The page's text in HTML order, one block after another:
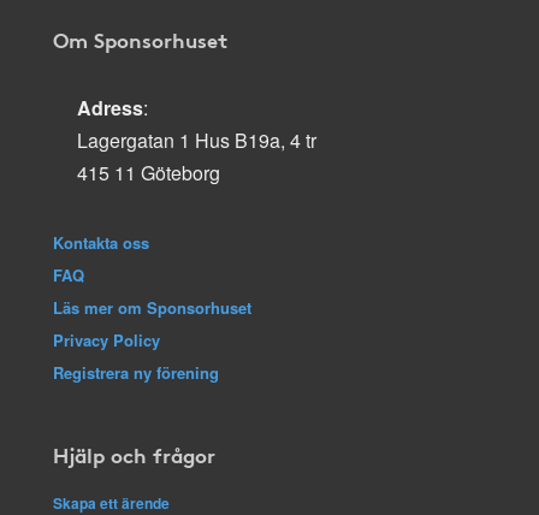
Om Sponsorhuset
Adress:
Lagergatan 1 Hus B19a, 4 tr
415 11 Göteborg
Kontakta oss
FAQ
Läs mer om Sponsorhuset
Privacy Policy
Registrera ny förening
Hjälp och frågor
Skapa ett ärende